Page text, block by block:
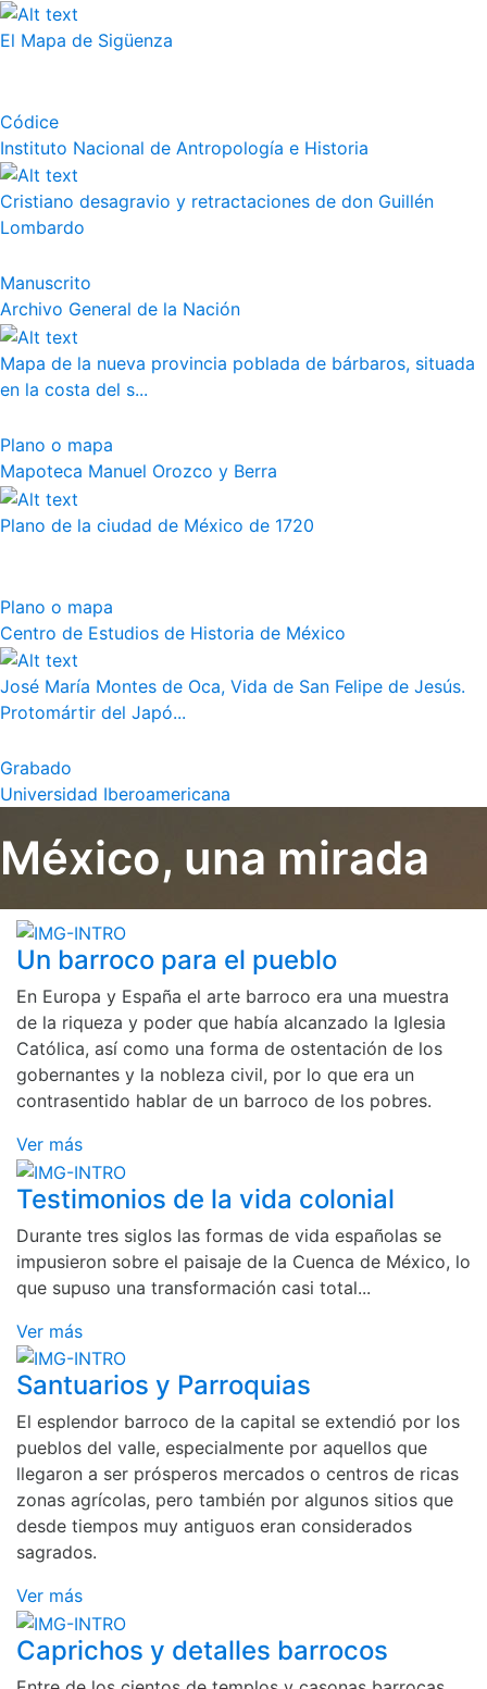
El Mapa de Sigüenza
Códice
Instituto Nacional de Antropología e Historia
Cristiano desagravio y retractaciones de don Guillén
Lombardo
Manuscrito
Archivo General de la Nación
Mapa de la nueva provincia poblada de bárbaros, situada
en la costa del s...
Plano o mapa
Mapoteca Manuel Orozco y Berra
Plano de la ciudad de México de 1720
Plano o mapa
Centro de Estudios de Historia de México
José María Montes de Oca, Vida de San Felipe de Jesús.
Protomártir del Japó...
Grabado
Universidad Iberoamericana
México, una mirada
Un barroco para el pueblo
En Europa y España el arte barroco era una muestra
de la riqueza y poder que había alcanzado la Iglesia
Católica, así como una forma de ostentación de los
gobernantes y la nobleza civil, por lo que era un
contrasentido hablar de un barroco de los pobres.
Ver más
Testimonios de la vida colonial
Durante tres siglos las formas de vida españolas se
impusieron sobre el paisaje de la Cuenca de México, lo
que supuso una transformación casi total...
Ver más
Santuarios y Parroquias
El esplendor barroco de la capital se extendió por los
pueblos del valle, especialmente por aquellos que
llegaron a ser prósperos mercados o centros de ricas
zonas agrícolas, pero también por algunos sitios que
desde tiempos muy antiguos eran considerados
sagrados.
Ver más
Caprichos y detalles barrocos